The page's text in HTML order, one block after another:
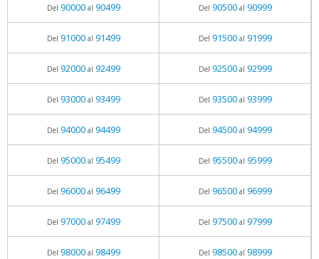
Del 90000al 90499 Del 90500al 90999
Del 91000al 91499 Del 91500al 91999
Del 92000al 92499 Del 92500al 92999
Del 93000al 93499 Del 93500al 93999
Del 94000al 94499 Del 94500al 94999
Del 95000al 95499 Del 95500al 95999
Del 96000al 96499 Del 96500al 96999
Del 97000al 97499 Del 97500al 97999
Del 98000al 98499 Del 98500al 98999